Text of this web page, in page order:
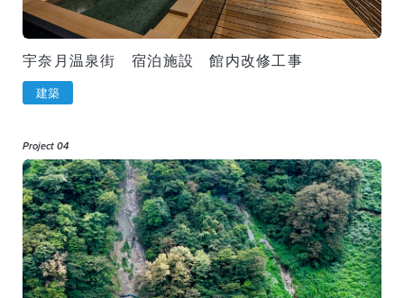
宇奈月温泉街 宿泊施設 館内改修工事
建築
Project 04